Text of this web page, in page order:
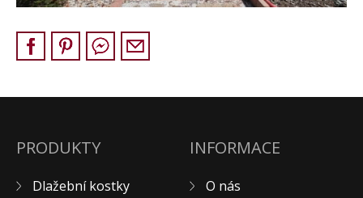
Solitéry
Kamenné bloky
Doplňkový sortiment
PRODUKTY
Dlažební kostky
INFORMACE
O nás